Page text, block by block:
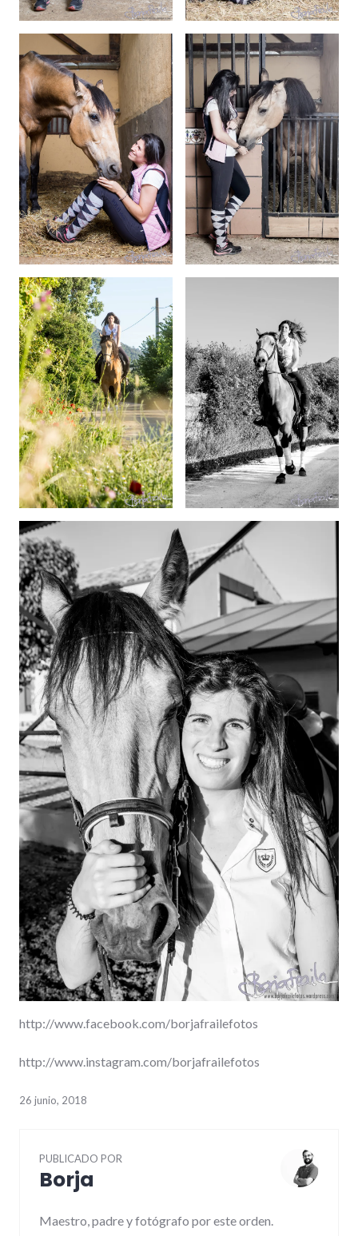
http://www.facebook.com/borjafrailefotos
http://www.instagram.com/borjafrailefotos
26 junio, 2018
PUBLICADO POR
Borja
Maestro, padre y fotógrafo por este orden.